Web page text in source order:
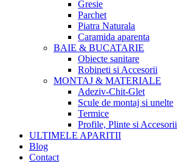
Gresie
Parchet
Piatra Naturala
Caramida aparenta
BAIE & BUCATARIE
Obiecte sanitare
Robineti si Accesorii
MONTAJ & MATERIALE
Adeziv-Chit-Glet
Scule de montaj si unelte
Termice
Profile, Plinte si Accesorii
ULTIMELE APARITII
Blog
Contact